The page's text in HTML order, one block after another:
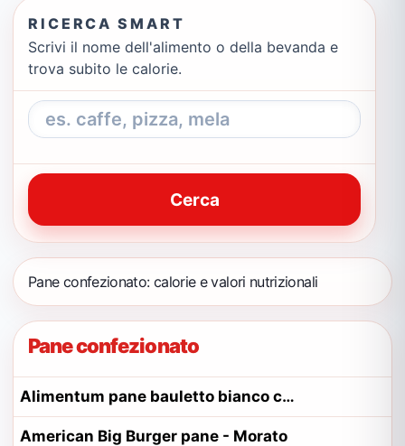
RICERCA SMART
Scrivi il nome dell'alimento o della bevanda e
trova subito le calorie.
Cerca
Pane confezionato: calorie e valori nutrizionali
Pane confezionato
Alimentum pane bauletto bianco con pasta madre - Conad
American Big Burger pane - Morato